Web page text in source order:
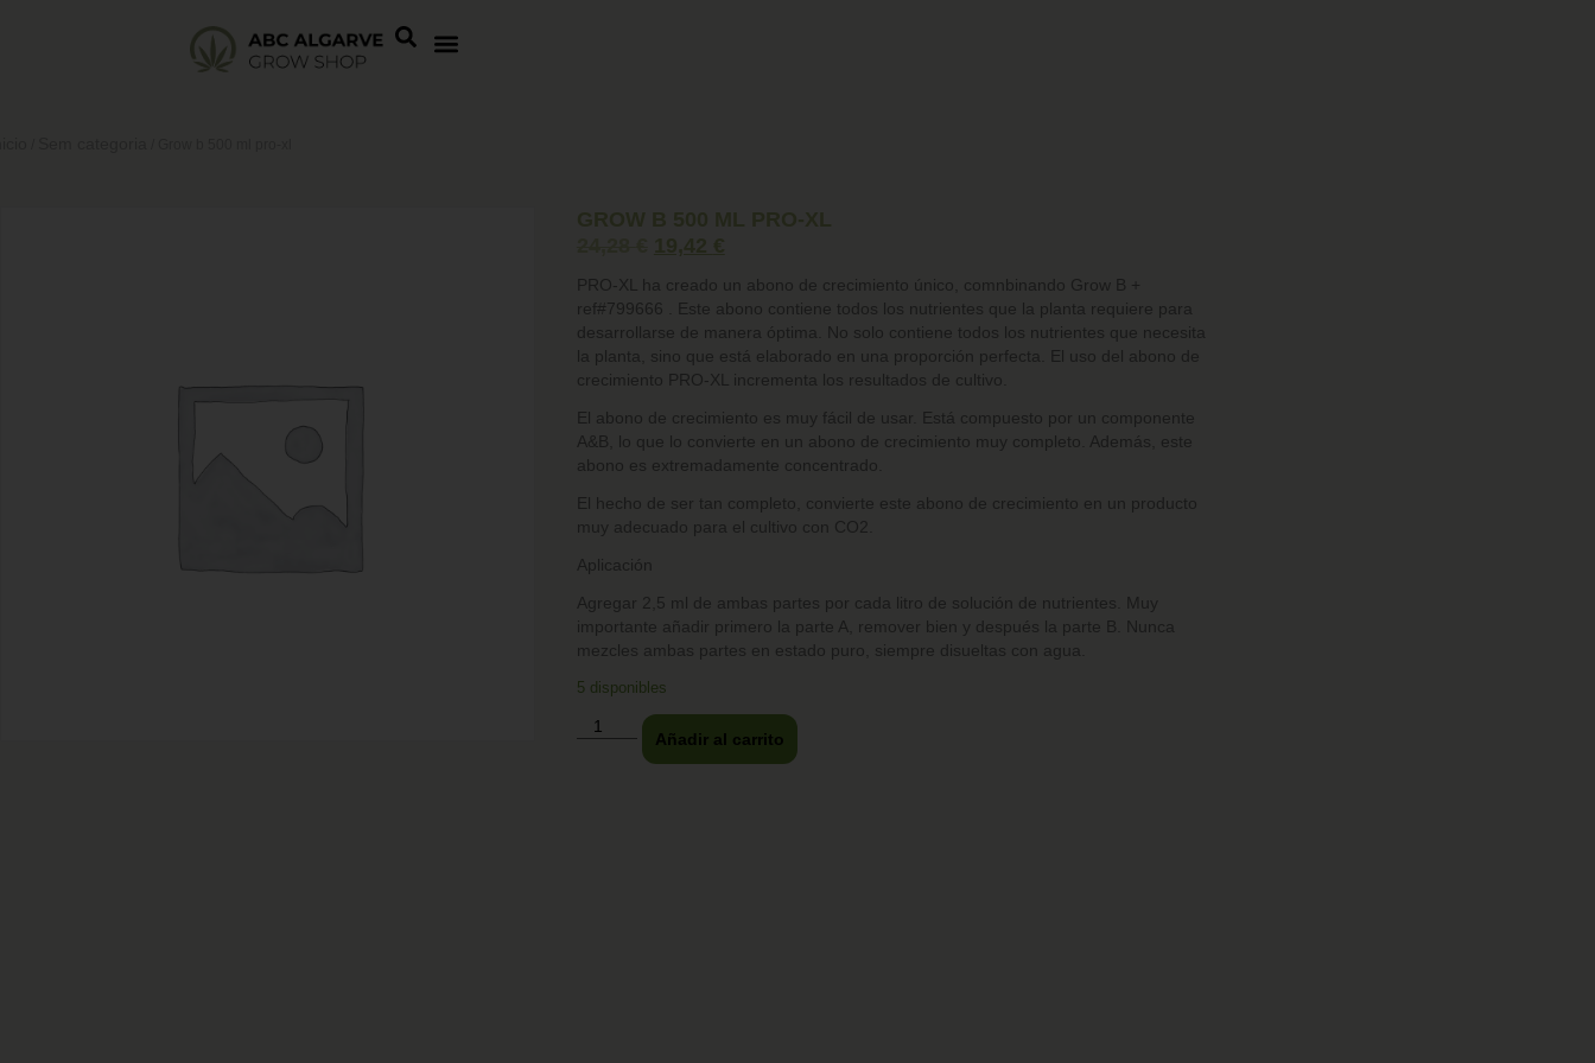
GROW B 500 ML PRO-XL
19,42 €
PRO-XL ha creado un abono de crecimiento único, comnbinando Grow B +
ref#799666
. Este abono contiene todos los nutrientes que la planta requiere para
desarrollarse de manera óptima. No solo contiene todos los nutrientes que necesita
la planta, sino que está elaborado en una proporción perfecta. El uso del abono de
crecimiento PRO-XL incrementa los resultados de cultivo.
El abono de crecimiento es muy fácil de usar. Está compuesto por un componente
A&B, lo que lo convierte en un abono de crecimiento muy completo. Además, este
abono es extremadamente concentrado.
El hecho de ser tan completo, convierte este abono de crecimiento en un producto
muy adecuado para el cultivo con CO2.
Aplicación
Agregar 2,5 ml de ambas partes por cada litro de solución de nutrientes. Muy
importante añadir primero la parte A, remover bien y después la parte B. Nunca
mezcles ambas partes en estado puro, siempre disueltas con agua.
5 disponibles
Añadir al carrito